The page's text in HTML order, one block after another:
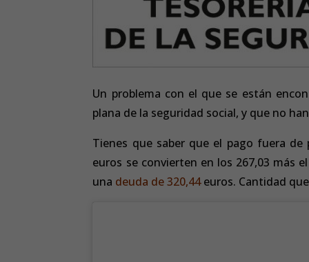
Un problema con el que se están
plana de la seguridad social, y que no
Tienes que saber que el pago fuera
euros se convierten en los 267,03 más
una deuda de 320,44euros. Cantidad